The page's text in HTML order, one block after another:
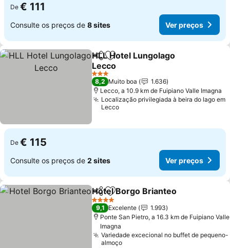
De € 111
Consulte os preços de 8 sites Ver preços
PartilharAdicionar aos favoritos
HLL Hotel Lungolago
Lecco
3 Estrelas
8,2 Muito boa
1.636
Lecco, a 10.9 km de Fuipiano Valle Imagna
Localização privilegiada à beira do lago em
Lecco
De € 115
Consulte os preços de 2 sites Ver preços
PartilharAdicionar aos favoritos
Hotel Borgo Brianteo
4 Estrelas
9,1 Excelente
1.993
Ponte San Pietro, a 16.3 km de Fuipiano Valle
Imagna
Variedade excecional no buffet de pequeno-
almoço